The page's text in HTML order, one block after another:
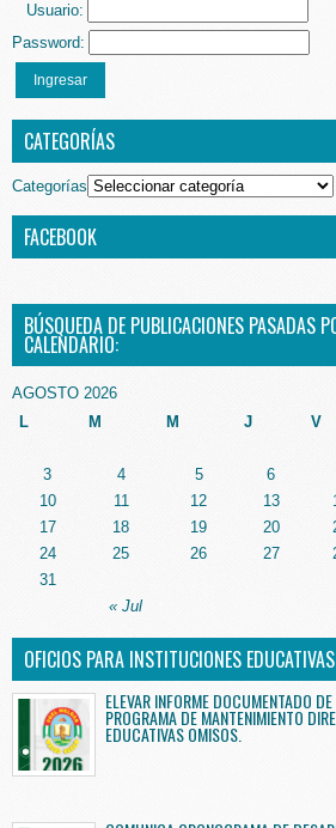
Usuario:
Password:
Ingresar
CATEGORÍAS
Categorías
FACEBOOK
BÚSQUEDA DE PUBLICACIONES PASADAS
CALENDARIO:
AGOSTO 2026
L
M M J V
« Jul
3
4 5 6
10
11 12 13
17
18 19 20
24
25 26 27
31
OFICIOS PARA INSTITUCIONES EDUCATIVAS
ELEVAR INFORME DOCUMENTADO
PROGRAMA DE MANTENIMIENTO
EDUCATIVAS OMISOS.